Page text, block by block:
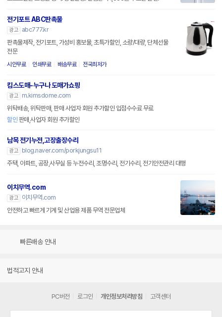
전기포트 ABC판촉물
광고
abc777.kr
판촉물제작, 전기포트, 가성비 홍보물, 초특가할인, 소량/대량, 단체선물
전문
시안무료 인쇄무료 배송무료 전국최저가
킴스도매-누구나 도매가쇼핑
광고
m.kimsdome.com
위탁배송, 위탁판매, 판매 사업자 회원 추가할인 입점수수료 무료
할인 판매,사업자 회원 추가할인
남목 전기누전,고장출장수리
광고
blog.naver.com/porkjungsu11
주택, 아파트, 공장,사무실 등 누전수리, 조명수리, 전기수리, 전기안전관리 대행
이치무역.com
광고
이치무역.com
안전하고 빠르게 기계 및 산업용 제품 무역 전문업체
빠른배송 안내
법적고지 안내
PC버전 로그인 개인정보처리방침 고객센터